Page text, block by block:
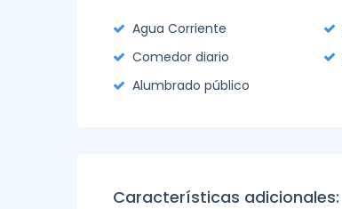
Agua Corriente
Comedor diario
Alumbrado público
Características adicionales: